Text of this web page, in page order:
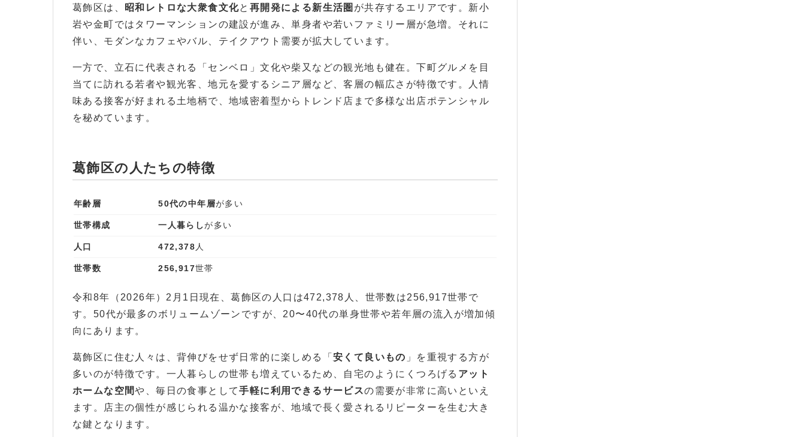
葛飾区は、 昭和レトロな大衆食文化と 再開発による新生活圏 が共存するエリアです。新小
岩や金町ではタワーマンションの建設が進み、単身者や若いファミリー層が急増。それに
伴い、モダンなカフェやバル、テイクアウト需要が拡大しています。
一方で、立石に代表される「センベロ」文化や柴又などの観光地も健在。下町グルメを目
当てに訪れる若者や観光客、地元を愛するシニア層など、客層の幅広さが特徴です。人情
味ある接客が好まれる土地柄で、地域密着型からトレンド店まで多様な出店ポテンシャル
を秘めています。
葛飾区の人たちの特徴
年齢層 50代の中年層が多い
世帯構成 一人暮らしが多い
人口 472,378 人
世帯数 256,917世帯
令和8年（2026年）2月1日現在、葛飾区の人口は472,378人、世帯数は256,917世帯で
す。50代が最多のボリュームゾーンですが、20〜40代の単身世帯や若年層の流入が増加傾
向にあります。
葛飾区に住む人々は、背伸びをせず日常的に楽しめる「 安くて良いもの 」を重視する方が
多いのが特徴です。一人暮らしの世帯も増えているため、自宅のようにくつろげる アット
ホームな空間や、毎日の食事として手軽に利用できるサービスの需要が非常に高いといえ
ます。店主の個性が感じられる温かな接客が、地域で長く愛されるリピーターを生む大き
な鍵となります。